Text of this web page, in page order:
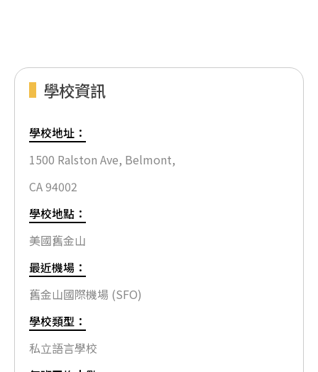
學校資訊
學校地址：
1500 Ralston Ave, Belmont,
CA 94002
學校地點：
美國舊金山
最近機場：
舊金山國際機場 (SFO)
學校類型：
私立語言學校